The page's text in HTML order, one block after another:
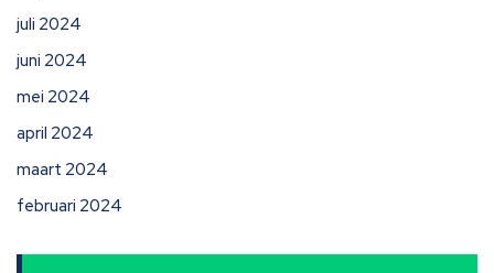
juli 2024
juni 2024
mei 2024
april 2024
maart 2024
februari 2024